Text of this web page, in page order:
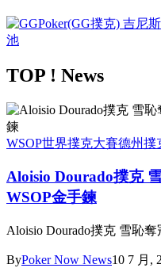
TOP ! News
WSOP世界撲克大賽德州撲
Aloisio Dourado撲克
WSOP金手鍊
Aloisio Dourado撲克 雪恥奪
ByPoker Now News10 7 月,